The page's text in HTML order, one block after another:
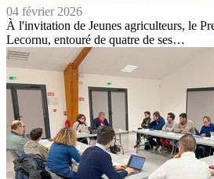
04 février 2026
À l'invitation de Jeunes agriculteurs, le
Lecornu, entouré de quatre de ses…